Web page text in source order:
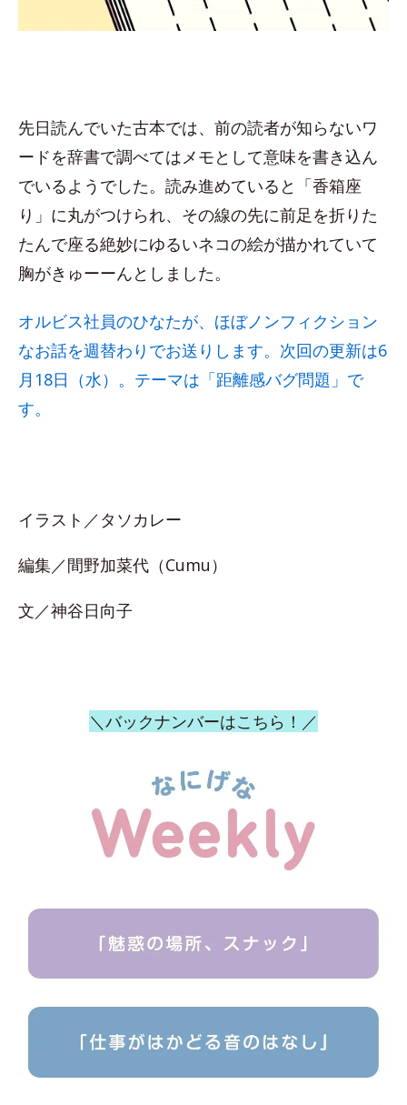
先日読んでいた古本では、前の読者が知らないワ
ードを辞書で調べてはメモとして意味を書き込ん
でいるようでした。読み進めていると「香箱座
り」に丸がつけられ、その線の先に前足を折りた
たんで座る絶妙にゆるいネコの絵が描かれていて
胸がきゅーーんとしました。
オルビス社員のひなたが、ほぼノンフィクション
なお話を週替わりでお送りします。次回の更新は6
月18日（水）。テーマは「距離感バグ問題」で
す。
イラスト／タソカレー
編集／間野加菜代（Cumu）
文／神谷日向子
＼バックナンバーはこちら！／